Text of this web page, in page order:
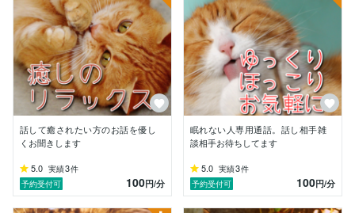
話して癒されたい方のお話を優し
くお聞きします
5.0 実績3件
予約受付可
100円/分
眠れない人専用通話。話し相手雑
談相手お待ちしてます
5.0 実績3件
予約受付可
100円/分